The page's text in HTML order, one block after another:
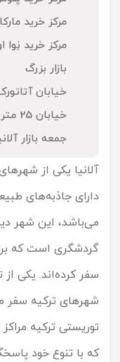
مرکز خرید
مرکز خرید
بازار بزرگ
خیابان
خیابان 25 متری
جمعه بازار
آلانیا یکی از
دارای جاذبه‌های
می‌باشد، این شهر
گردشگری است که
سفر کرده‌اند. یکی
شهرهای ترکیه سفر
توریستی ترکیه
که با تنوع خود
تور کویر مرنجاب
تور کویر کاراکال
تور کویر ابوزیدآباد
تور هرمز
تور مرداب سراوان
تور گلستان
تور کیش از ساری
تور کیش از بندرعباس
تور سنگاپور اقساطی
تور قزاقستان اقساطی